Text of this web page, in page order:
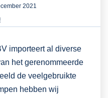
2021
importeert al diverse
het gerenommeerde
de veelgebruikte
hebben wij